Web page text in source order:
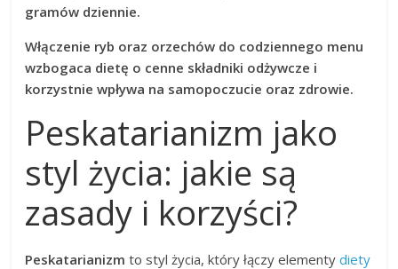
gramów dziennie.
Włączenie ryb oraz orzechów do codziennego menu
wzbogaca dietę o cenne składniki odżywcze i
korzystnie wpływa na samopoczucie oraz zdrowie.
Peskatarianizm jako
styl życia: jakie są
zasady i korzyści?
Peskatarianizm to styl życia, który łączy elementydiety